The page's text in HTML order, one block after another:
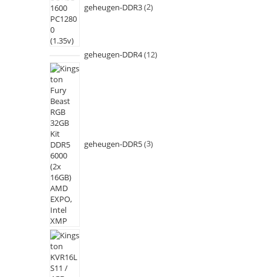
geheugen-DDR3 2
geheugen-DDR4 12
geheugen-DDR5 3